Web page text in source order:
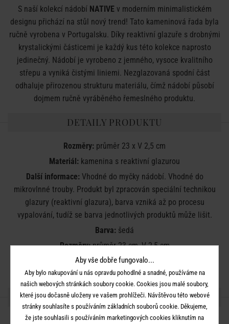
S naší kolekcí nádobí NATIVE v moderním minimalistickém
designu přichází na stůl nový trend! Tato kameninová řada byla
ručně vyrobena v Portugalsku. Díky reaktivní glazuře s drobnými
krystalickými částicemi je každý kus této kolekce naprosto
jedinečný. Nádobí je vyrobeno z jemného, vysoce kvalitního
střepu a vyniká čistými liniemi. Nezglazovaná spodní část
odhaluje přirozenou strukturu materiálu, čímž nádobí působí
dojmem ručně vyráběného řemeslného produktu.
DETAILY PRODUKTU
Rozměry: průměr 23 x V 2,5 cm
Materiál: kamenina s reaktivní glazurou
Další informace: Vhodné do myčky nádobí. Vhodné do
mikrovlnné trouby. Produkt byl zpracován speciální technikou
glazury (reaktivní glazura), barva vzniká až po procesu
vypalování, tudíž se barva jednotlivých produktů může lišit.
Barva: šedá
Rozměry:průměr 23 cm, V 2,5 cm
Materiál:kamenina s reaktivní glazurou
SDÍLEJTE S PŘÁTELI
Aby vše dobře fungovalo...
Aby bylo nakupování u nás opravdu pohodlné a snadné, používáme na
našich webových stránkách soubory cookie. Cookies jsou malé soubory,
které jsou dočasně uloženy ve vašem prohlížeči. Návštěvou této webové
stránky souhlasíte s používáním základních souborů cookie. Děkujeme,
že jste souhlasili s používáním marketingových cookies kliknutím na